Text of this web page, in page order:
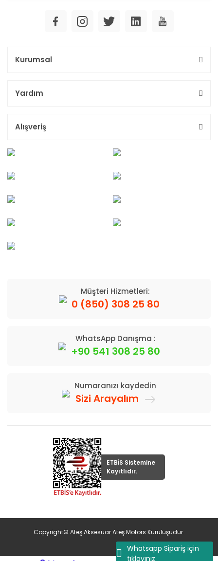
Whatsapp Sipariş için
tıklayınız
Kurumsal
Yardım
Alışveriş
Müşteri Hizmetleri:
0 (850) 308 25 80
WhatsApp Danışma :
+90 541 308 25 80
Numaranızı kaydedin
Sizi Arayalım
ETBİS Sistemine
Kayıtlıdır.
Copyright© Ateş Aksesuar Ateş Motors Kuruluşudur.